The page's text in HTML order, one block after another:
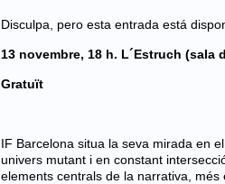
Disculpa, pero esta entrada está
13 novembre, 18 h. L´Estruch (sala
Gratuït
IF Barcelona situa la seva mirada en
univers mutant i en constant
elements centrals de la narrativa, més